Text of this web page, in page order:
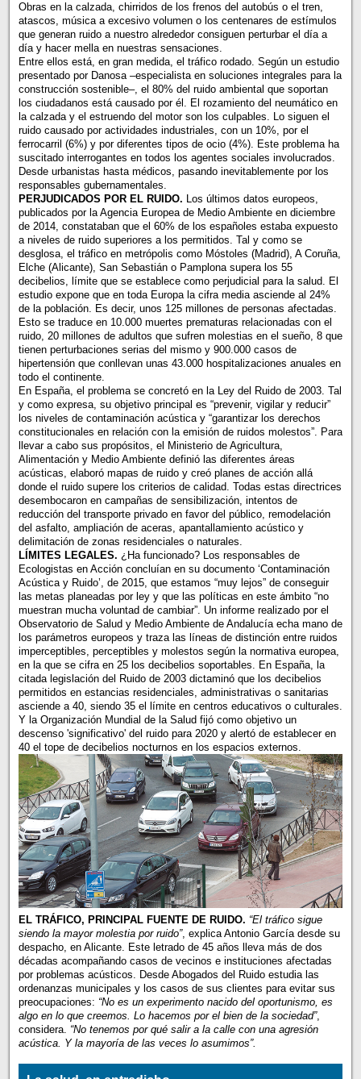
Obras en la calzada, chirridos de los frenos del autobús o el tren,
atascos, música a excesivo volumen o los centenares de estímulos
que generan ruido a nuestro alrededor consiguen perturbar el día a
día y hacer mella en nuestras sensaciones.
Entre ellos está, en gran medida, el tráfico rodado. Según un estudio
presentado por Danosa –especialista en soluciones integrales para la
construcción sostenible–, el 80% del ruido ambiental que soportan
los ciudadanos está causado por él. El rozamiento del neumático en
la calzada y el estruendo del motor son los culpables. Lo siguen el
ruido causado por actividades industriales, con un 10%, por el
ferrocarril (6%) y por diferentes tipos de ocio (4%). Este problema ha
suscitado interrogantes en todos los agentes sociales involucrados.
Desde urbanistas hasta médicos, pasando inevitablemente por los
responsables gubernamentales.
PERJUDICADOS POR EL RUIDO. Los últimos datos europeos,
publicados por la Agencia Europea de Medio Ambiente en diciembre
de 2014, constataban que el 60% de los españoles estaba expuesto
a niveles de ruido superiores a los permitidos. Tal y como se
desglosa, el tráfico en metrópolis como Móstoles (Madrid), A Coruña,
Elche (Alicante), San Sebastián o Pamplona supera los 55
decibelios, límite que se establece como perjudicial para la salud. El
estudio expone que en toda Europa la cifra media asciende al 24%
de la población. Es decir, unos 125 millones de personas afectadas.
Esto se traduce en 10.000 muertes prematuras relacionadas con el
ruido, 20 millones de adultos que sufren molestias en el sueño, 8 que
tienen perturbaciones serias del mismo y 900.000 casos de
hipertensión que conllevan unas 43.000 hospitalizaciones anuales en
todo el continente.
En España, el problema se concretó en la Ley del Ruido de 2003. Tal
y como expresa, su objetivo principal es “prevenir, vigilar y reducir”
los niveles de contaminación acústica y “garantizar los derechos
constitucionales en relación con la emisión de ruidos molestos”. Para
llevar a cabo sus propósitos, el Ministerio de Agricultura,
Alimentación y Medio Ambiente definió las diferentes áreas
acústicas, elaboró mapas de ruido y creó planes de acción allá
donde el ruido supere los criterios de calidad. Todas estas directrices
desembocaron en campañas de sensibilización, intentos de
reducción del transporte privado en favor del público, remodelación
del asfalto, ampliación de aceras, apantallamiento acústico y
delimitación de zonas residenciales o naturales.
LÍMITES LEGALES. ¿Ha funcionado? Los responsables de
Ecologistas en Acción concluían en su documento ‘Contaminación
Acústica y Ruido’, de 2015, que estamos “muy lejos” de conseguir
las metas planeadas por ley y que las políticas en este ámbito “no
muestran mucha voluntad de cambiar”. Un informe realizado por el
Observatorio de Salud y Medio Ambiente de Andalucía echa mano de
los parámetros europeos y traza las líneas de distinción entre ruidos
imperceptibles, perceptibles y molestos según la normativa europea,
en la que se cifra en 25 los decibelios soportables. En España, la
citada legislación del Ruido de 2003 dictaminó que los decibelios
permitidos en estancias residenciales, administrativas o sanitarias
asciende a 40, siendo 35 el límite en centros educativos o culturales.
Y la Organización Mundial de la Salud fijó como objetivo un
descenso 'significativo' del ruido para 2020 y alertó de establecer en
40 el tope de decibelios nocturnos en los espacios externos.
EL TRÁFICO, PRINCIPAL FUENTE DE RUIDO. “El tráfico sigue
siendo la mayor molestia por ruido”, explica Antonio García desde su
despacho, en Alicante. Este letrado de 45 años lleva más de dos
décadas acompañando casos de vecinos e instituciones afectadas
por problemas acústicos. Desde Abogados del Ruido estudia las
ordenanzas municipales y los casos de sus clientes para evitar sus
preocupaciones: “No es un experimento nacido del oportunismo, es
algo en lo que creemos. Lo hacemos por el bien de la sociedad”,
considera. “No tenemos por qué salir a la calle con una agresión
acústica. Y la mayoría de las veces lo asumimos”.